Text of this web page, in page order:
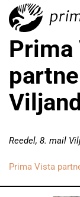
Prima
Reedel, 8. mail
Prima Vista